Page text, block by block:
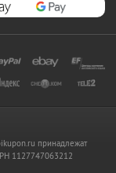
принадлежат
1127747063212